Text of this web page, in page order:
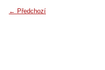
← Předchozí